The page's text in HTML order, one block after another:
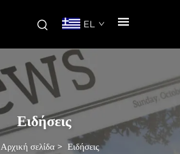
EL
Ειδήσεις
Αρχική σελίδα> Ειδήσεις